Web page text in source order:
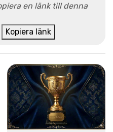
en länk till denna
Kopiera länk